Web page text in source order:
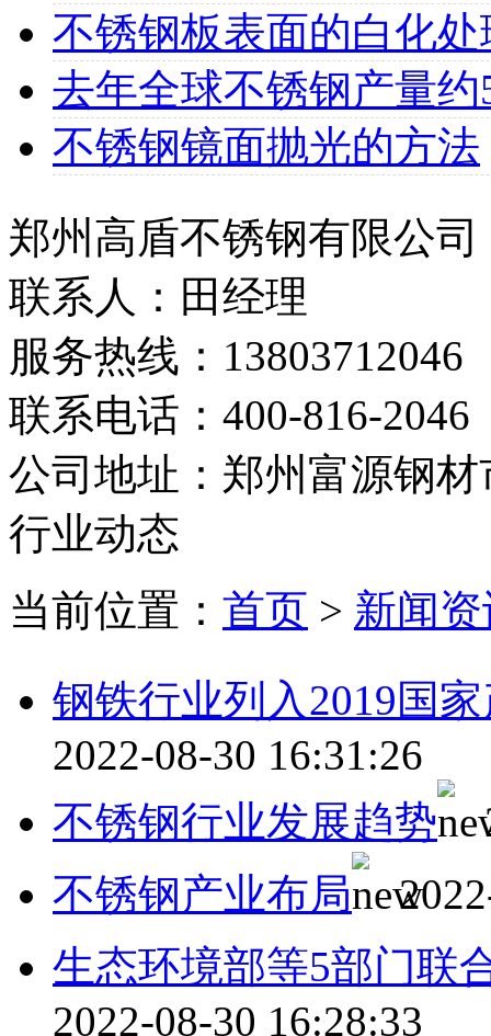
不锈钢板表面的白化
去年全球不锈钢产量约
不锈钢镜面抛光的方法
郑州高盾不锈钢有限公司
联系人：田经理
服务热线：13803712046
联系电话：400-816-2046
公司地址：郑州富源钢
行业动态
当前位置： 首页 > 新闻
钢铁行业列入2019国
2022-08-30 16:31:26
不锈钢行业发展趋势
不锈钢产业布局
生态环境部等5部门联
2022-08-30 16:28:33